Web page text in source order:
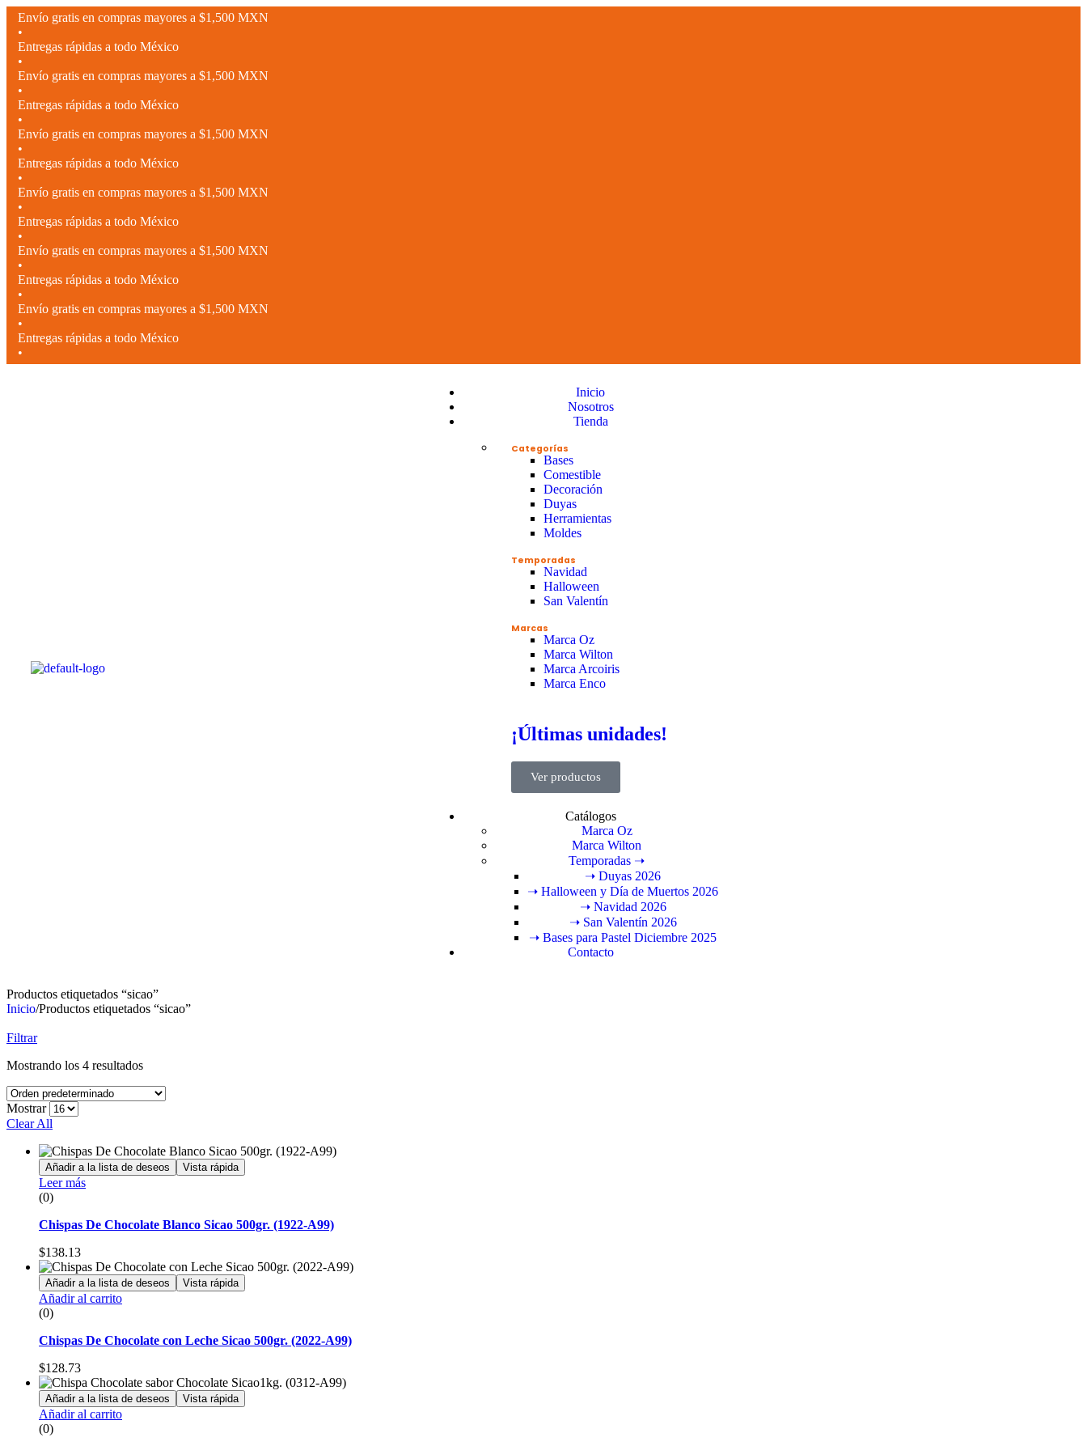
Envío gratis en compras mayores a $1,500 MXN
•
Entregas rápidas a todo México
•
Envío gratis en compras mayores a $1,500 MXN
•
Entregas rápidas a todo México
•
Envío gratis en compras mayores a $1,500 MXN
•
Entregas rápidas a todo México
•
Envío gratis en compras mayores a $1,500 MXN
•
Entregas rápidas a todo México
•
Envío gratis en compras mayores a $1,500 MXN
•
Entregas rápidas a todo México
•
Envío gratis en compras mayores a $1,500 MXN
•
Entregas rápidas a todo México
•
Inicio
Nosotros
Tienda
Categorías
Bases
Comestible
Decoración
Duyas
Herramientas
Moldes
Temporadas
Navidad
Halloween
San Valentín
Marcas
Marca Oz
Marca Wilton
Marca Arcoiris
Marca Enco
¡Últimas unidades!
Ver productos
Catálogos
Marca Oz
Marca Wilton
Temporadas ➝
➝ Duyas 2026
➝ Halloween y Día de Muertos 2026
➝ Navidad 2026
➝ San Valentín 2026
➝ Bases para Pastel Diciembre 2025
Contacto
Productos etiquetados “sicao”
Inicio/Productos etiquetados “sicao”
Filtrar
Mostrando los 4 resultados
Mostrar
Clear All
Añadir a la lista de deseos Vista rápida
Leer más
(0)
Chispas De Chocolate Blanco Sicao 500gr. (1922-A99)
$138.13
Añadir a la lista de deseos Vista rápida
Añadir al carrito
(0)
Chispas De Chocolate con Leche Sicao 500gr. (2022-A99)
$128.73
Añadir a la lista de deseos Vista rápida
Añadir al carrito
(0)